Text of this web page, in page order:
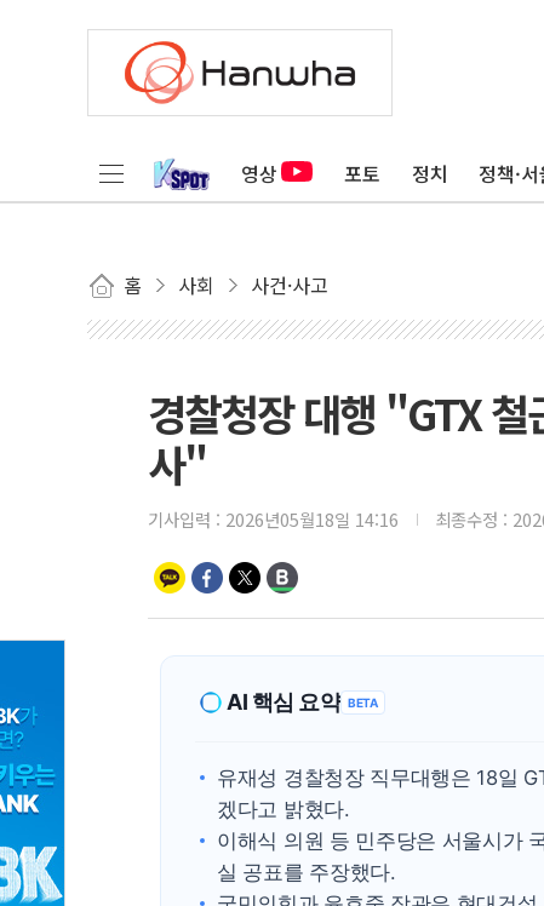
영상 포토 정치 정책·
홈 사회 사건·사고
경찰청장 대행 "GTX
사"
기사입력 : 2026년05월18일 14:16 최종수정 :
AI 핵심 요약 BETA
유재성 경찰청장 직무대행은 18일
겠다고 밝혔다.
이해식 의원 등 민주당은 서울시가
실 공표를 주장했다.